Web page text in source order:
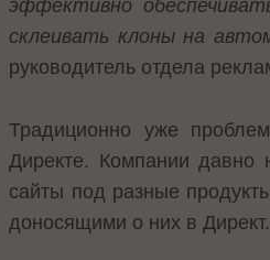
эффективно
склеивать клоны на
руководитель отдела
Традиционно уже
Директе. Компании давно
сайты под разные
доносящими о них в Директ.